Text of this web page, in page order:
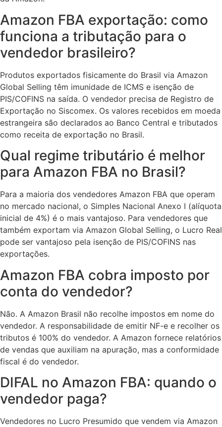
Amazon FBA exportação: como
funciona a tributação para o
vendedor brasileiro?
Produtos exportados fisicamente do Brasil via Amazon
Global Selling têm imunidade de ICMS e isenção de
PIS/COFINS na saída. O vendedor precisa de Registro de
Exportação no Siscomex. Os valores recebidos em moeda
estrangeira são declarados ao Banco Central e tributados
como receita de exportação no Brasil.
Qual regime tributário é melhor
para Amazon FBA no Brasil?
Para a maioria dos vendedores Amazon FBA que operam
no mercado nacional, o Simples Nacional Anexo I (alíquota
inicial de 4%) é o mais vantajoso. Para vendedores que
também exportam via Amazon Global Selling, o Lucro Real
pode ser vantajoso pela isenção de PIS/COFINS nas
exportações.
Amazon FBA cobra imposto por
conta do vendedor?
Não. A Amazon Brasil não recolhe impostos em nome do
vendedor. A responsabilidade de emitir NF-e e recolher os
tributos é 100% do vendedor. A Amazon fornece relatórios
de vendas que auxiliam na apuração, mas a conformidade
fiscal é do vendedor.
DIFAL no Amazon FBA: quando o
vendedor paga?
Vendedores no Lucro Presumido que vendem via Amazon